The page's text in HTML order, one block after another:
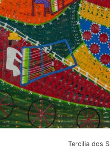
Tercilia dos